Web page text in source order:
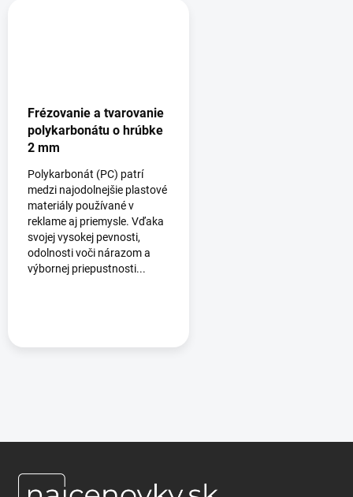
Frézovanie a tvarovanie
polykarbonátu o hrúbke
2 mm
Polykarbonát (PC) patrí
medzi najodolnejšie plastové
materiály používané v
reklame aj priemysle. Vďaka
svojej vysokej pevnosti,
odolnosti voči nárazom a
výbornej priepustnosti...